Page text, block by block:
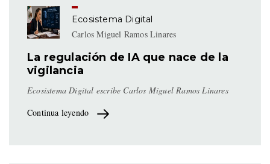
sociodigital.
Ecosistema Digital
Carlos Miguel Ramos Linares
La regulación de IA que nace de la
vigilancia
Ecosistema Digital escribe Carlos Miguel Ramos Linares
Continua leyendo